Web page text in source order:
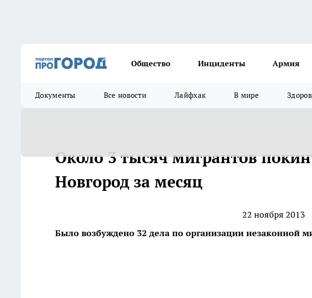
Общество Инциденты Армия
Документы Все новости Лайфхак В мире
Около 3 тысяч мигрантов
Новгород за месяц
22 ноября 2013
Было возбуждено 32 дела по организации незаконной